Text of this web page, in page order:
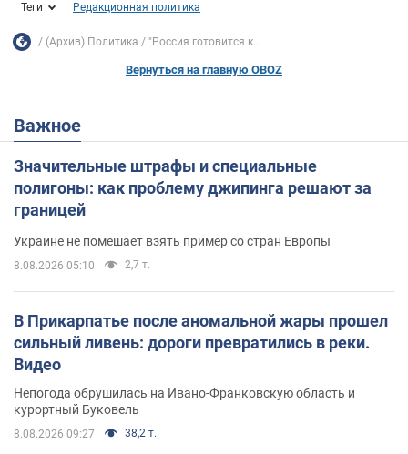
Теги Редакционная политика
(Архив) Политика "Россия готовится к...
Вернуться на главную OBOZ
Важное
Значительные штрафы и специальные
полигоны: как проблему джипинга решают за
границей
Украине не помешает взять пример со стран Европы
8.08.2026 05:10 2,7 т.
В Прикарпатье после аномальной жары прошел
сильный ливень: дороги превратились в реки.
Видео
Непогода обрушилась на Ивано-Франковскую область и
курортный Буковель
8.08.2026 09:27 38,2 т.